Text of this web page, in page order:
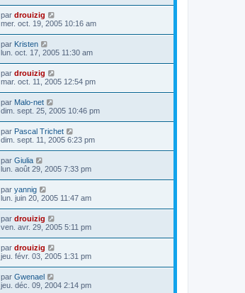
par drouizig
mer. oct. 19, 2005 10:16 am
par Kristen
lun. oct. 17, 2005 11:30 am
par drouizig
mar. oct. 11, 2005 12:54 pm
par Malo-net
dim. sept. 25, 2005 10:46 pm
par Pascal Trichet
dim. sept. 11, 2005 6:23 pm
par Giulia
lun. août 29, 2005 7:33 pm
par yannig
lun. juin 20, 2005 11:47 am
par drouizig
ven. avr. 29, 2005 5:11 pm
par drouizig
jeu. févr. 03, 2005 1:31 pm
par Gwenael
jeu. déc. 09, 2004 2:14 pm